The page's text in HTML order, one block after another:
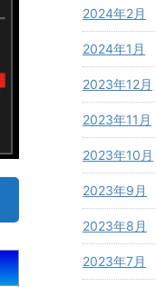
2024年2月
2024年1月
2023年12月
2023年11月
2023年10月
2023年9月
2023年8月
2023年7月